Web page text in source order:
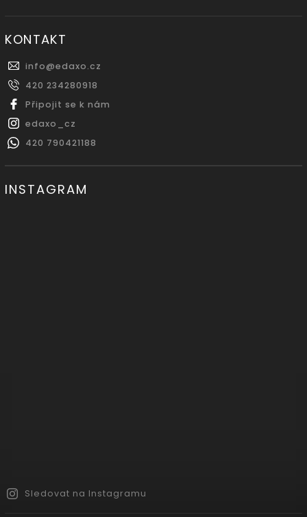
KONTAKT
info@edaxo.cz
420 234280918
Připojit se k nám
edaxo_cz
420 790421188
INSTAGRAM
Sledovat na Instagramu